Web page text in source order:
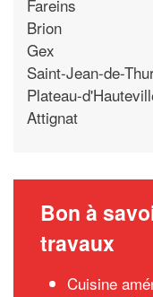
Fareins
Brion
Gex
Saint-Jean-de-
Plateau-
Attignat
Bon à
travaux
Cuisine